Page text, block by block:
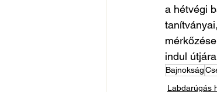
a hétvégi
indul
Bajnokság
Labdarúgás